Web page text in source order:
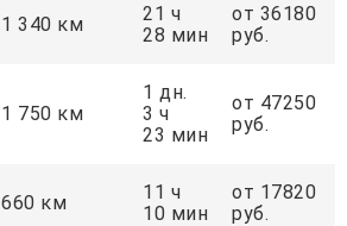
1 340 км
21 ч
28 мин
от 36180
руб.
1 750 км
1 дн.
3 ч
23 мин
от 47250
руб.
660 км
11 ч
10 мин
от 17820
руб.